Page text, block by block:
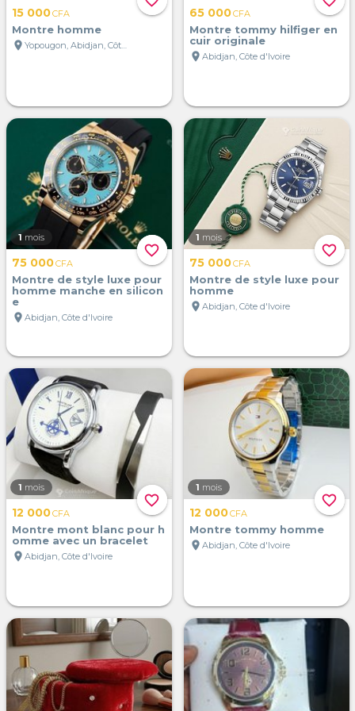
15 000CFA
Montre homme
location_on
Yopougon, Abidjan, Côte d'Ivoire
65 000CFA
Montre tommy hilfiger en
cuir originale
location_on Abidjan, Côte d'Ivoire
favorite_border
1 mois
75 000CFA
Montre de style luxe pour
homme manche en silicon
e
location_on Abidjan, Côte d'Ivoire
favorite_border
1 mois
75 000CFA
Montre de style luxe pour
homme
location_on Abidjan, Côte d'Ivoire
favorite_border
1 mois
12 000CFA
Montre mont blanc pour h
omme avec un bracelet
location_on Abidjan, Côte d'Ivoire
favorite_border
1 mois
12 000CFA
Montre tommy homme
location_on Abidjan, Côte d'Ivoire